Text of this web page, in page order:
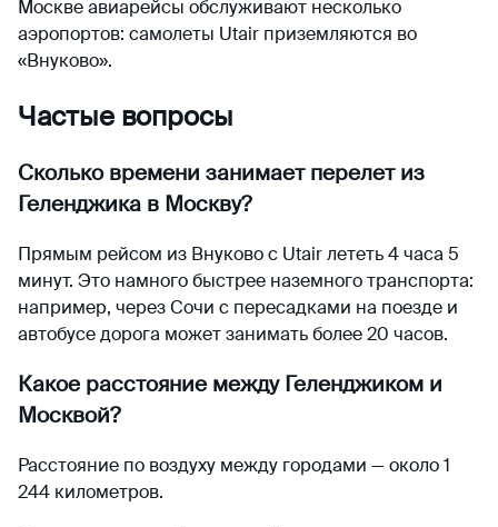
Москве авиарейсы обслуживают несколько
аэропортов: самолеты Utair приземляются во
«Внуково».
Частые вопросы
Сколько времени занимает перелет из
Геленджика в Москву?
Прямым рейсом из Внуково с Utair лететь 4 часа 5
минут. Это намного быстрее наземного транспорта:
например, через Сочи с пересадками на поезде и
автобусе дорога может занимать более 20 часов.
Какое расстояние между Геленджиком и
Москвой?
Расстояние по воздуху между городами — около 1
244 километров.